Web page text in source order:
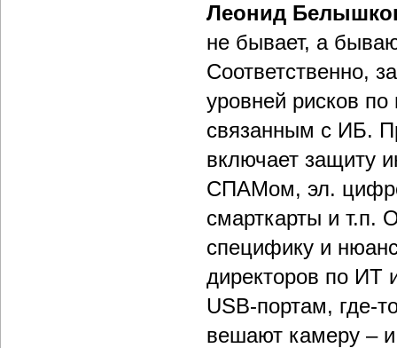
Леонид
не бывает, а
Соответственно,
уровней рисков
связанным с ИБ.
включает защиту
СПАМом, эл.
смарткарты и т.п.
специфику и
директоров по ИТ
USB-портам, где-
вешают камеру –